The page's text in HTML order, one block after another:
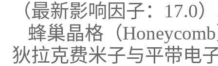
（最新影响因子：17.0
蜂巢晶格（
狄拉克费米子与平带电